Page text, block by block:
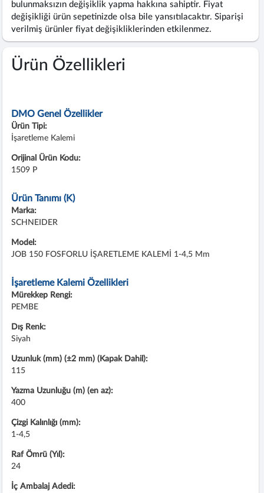
bulunmaksızın değişiklik yapma hakkına sahiptir. Fiyat
değişikliği ürün sepetinizde olsa bile yansıtılacaktır. Siparişi
verilmiş ürünler fiyat değişikliklerinden etkilenmez.
Ürün Özellikleri
DMO Genel Özellikler
Ürün Tipi:
İşaretleme Kalemi
Orijinal Ürün Kodu:
1509 P
Ürün Tanımı (K)
Marka:
SCHNEIDER
Model:
JOB 150 FOSFORLU İŞARETLEME KALEMİ 1-4,5 Mm
İşaretleme Kalemi Özellikleri
Mürekkep Rengi:
PEMBE
Dış Renk:
Siyah
Uzunluk (mm) (±2 mm) (Kapak Dahil):
115
Yazma Uzunluğu (m) (en az):
400
Çizgi Kalınlığı (mm):
1-4,5
Raf Ömrü (Yıl):
24
İç Ambalaj Adedi: